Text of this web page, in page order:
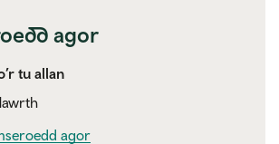
agor
tu allan
agor